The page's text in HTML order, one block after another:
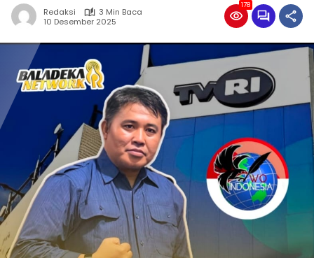
Redaksi
3 Min Baca
10 Desember 2025
178